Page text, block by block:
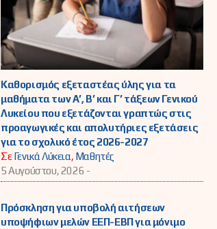
Καθορισμός εξεταστέας ύλης για τα
μαθήματα των Α’, Β’ και Γ’ τάξεων Γενικού
Λυκείου που εξετάζονται γραπτώς στις
προαγωγικές και απολυτήριες εξετάσεις
για το σχολικό έτος 2026-2027
ΣεΓενικά Λύκεια, Μαθητές
5 Αυγούστου, 2026 -
Πρόσκληση για υποβολή αιτήσεων
υποψήφιων μελών ΕΕΠ-ΕΒΠ για μόνιμο